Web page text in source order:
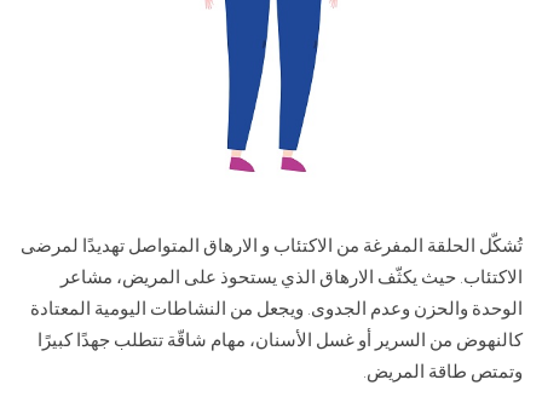
تُشكّل الحلقة المفرغة من الاكتئاب و الارهاق المتواصل تهديدًا لمرضى
الاكتئاب. حيث يكثّف الارهاق الذي يستحوذ على المريض، مشاعر
الوحدة والحزن وعدم الجدوى. ويجعل من النشاطات اليومية المعتادة
كالنهوض من السرير أو غسل الأسنان، مهام شاقّة تتطلب جهدًا كبيرًا
وتمتص طاقة المريض.